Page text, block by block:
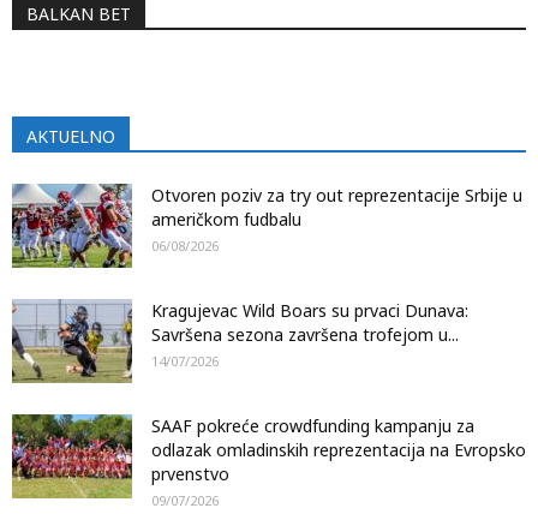
BALKAN BET
AKTUELNO
Otvoren poziv za try out reprezentacije Srbije u
američkom fudbalu
06/08/2026
Kragujevac Wild Boars su prvaci Dunava:
Savršena sezona završena trofejom u...
14/07/2026
SAAF pokreće crowdfunding kampanju za
odlazak omladinskih reprezentacija na Evropsko
prvenstvo
09/07/2026